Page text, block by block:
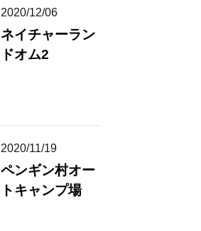
2020/12/06
ネイチャーラン
ドオム2
2020/11/19
ペンギン村オー
トキャンプ場